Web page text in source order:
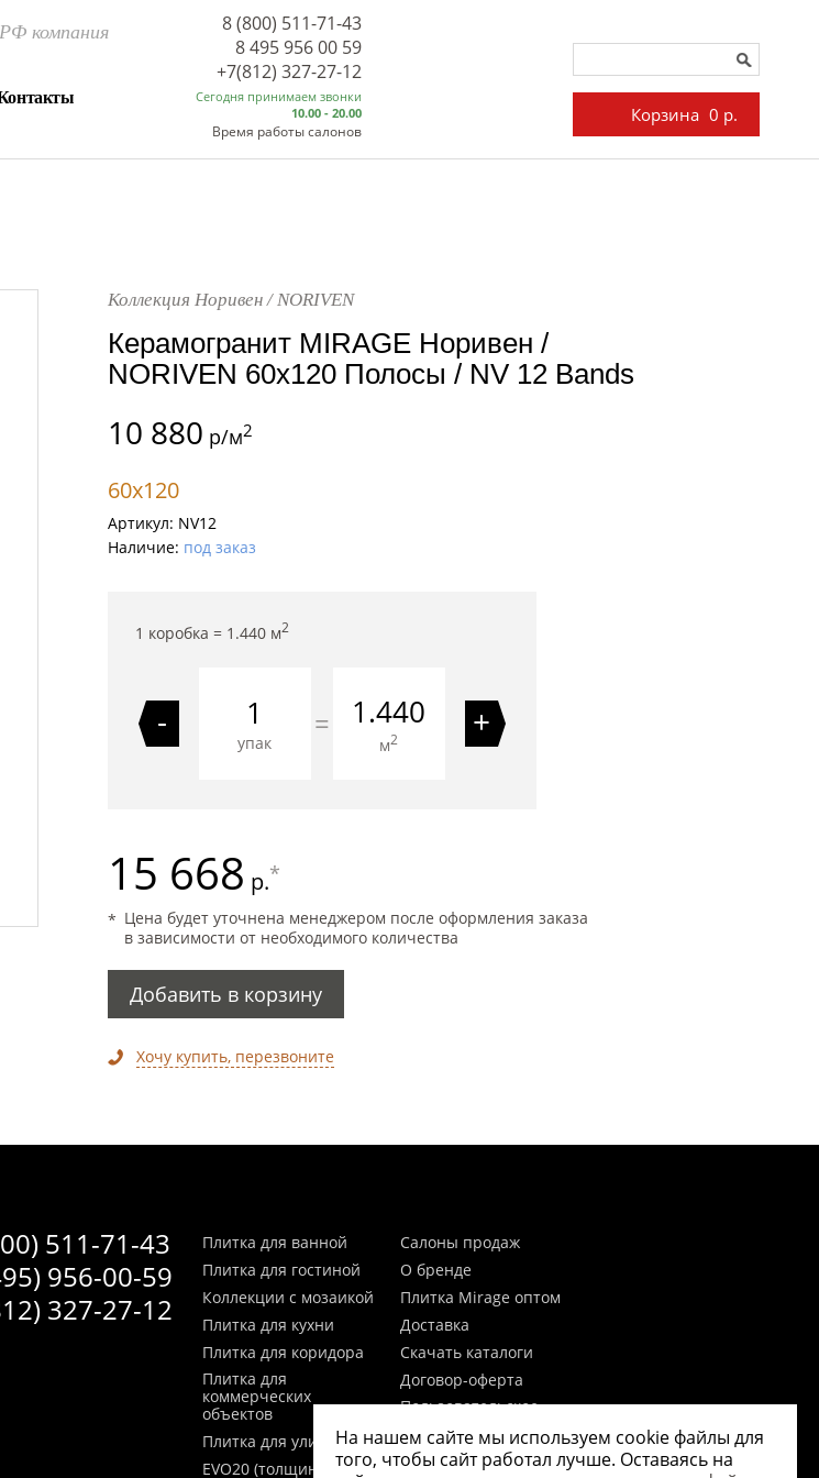
компания
8 (800) 511-71-43
8 495 956 00 59
Сегодня принимаем звонки
10.00 - 20.00
Время работы салонов
+7(812) 327-27-12
Корзина 0 р.
Коллекция Норивен / NORIVEN
Керамогранит MIRAGE Норивен /
NORIVEN 60x120 Полосы / NV 12 Bands
10 880 р/м2
60x120
Артикул: NV12
Наличие: под заказ
1 коробка = 1.440м2
-
упак
= 1.440
м2 +
15 668 р.*
Цена будет уточнена менеджером после оформления заказа
в зависимости от необходимого количества
Добавить в корзину
Хочу купить, перезвоните
511-71-43
956-00-59
327-27-12
Плитка для ванной
Плитка для гостиной
Коллекции с мозаикой
Плитка для кухни
Плитка для коридора
Плитка для
коммерческих
объектов
Плитка для улицы
EVO20 (толщина 20мм)
Салоны продаж
О бренде
Плитка Mirage оптом
Доставка
Скачать каталоги
Договор-оферта
Пользовательское
Согласие на обработку
персональных данных
На нашем сайте мы используем cookie файлы для
того, чтобы сайт работал лучше. Оставаясь на